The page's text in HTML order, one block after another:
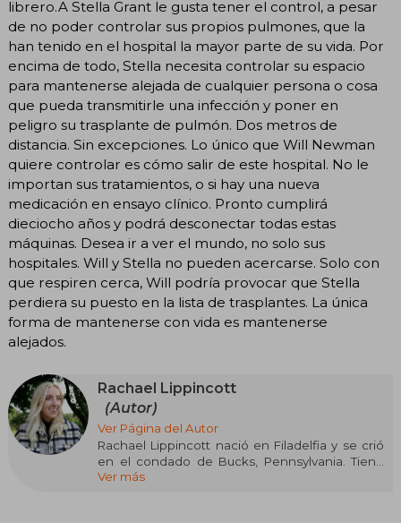
librero.A Stella Grant le gusta tener el control, a pesar
de no poder controlar sus propios pulmones, que la
han tenido en el hospital la mayor parte de su vida. Por
encima de todo, Stella necesita controlar su espacio
para mantenerse alejada de cualquier persona o cosa
que pueda transmitirle una infección y poner en
peligro su trasplante de pulmón. Dos metros de
distancia. Sin excepciones. Lo único que Will Newman
quiere controlar es cómo salir de este hospital. No le
importan sus tratamientos, o si hay una nueva
medicación en ensayo clínico. Pronto cumplirá
dieciocho años y podrá desconectar todas estas
máquinas. Desea ir a ver el mundo, no solo sus
hospitales. Will y Stella no pueden acercarse. Solo con
que respiren cerca, Will podría provocar que Stella
perdiera su puesto en la lista de trasplantes. La única
forma de mantenerse con vida es mantenerse
alejados.
Rachael Lippincott
(Autor)
Ver Página del Autor
Rachael Lippincott nació en Filadelfia y se crió
en el condado de Bucks, Pennsylvania. Tiene
una licenciatura en escritura inglesa de la
Ver más